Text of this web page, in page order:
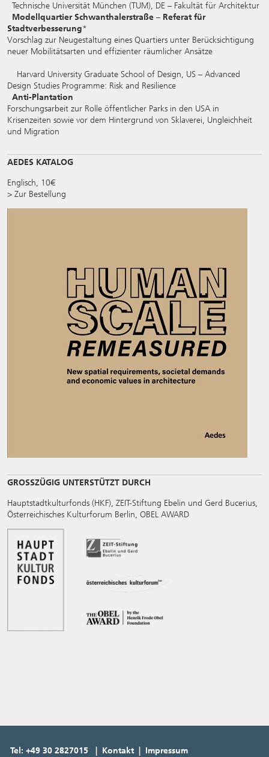
Technische Universität München (TUM), DE – Fakultät für Architektur
Modellquartier Schwanthalerstraße – Referat für
Stadtverbesserung*
Vorschlag zur Neugestaltung eines Quartiers unter Berücksichtigung
neuer Mobilitätsarten und effizienter räumlicher Ansätze
Harvard University Graduate School of Design, US – Advanced
Design Studies Programme: Risk and Resilience
Anti-Plantation
Forschungsarbeit zur Rolle öffentlicher Parks in den USA in
Krisenzeiten sowie vor dem Hintergrund von Sklaverei, Ungleichheit
und Migration
AEDES KATALOG
Englisch, 10€
> Zur Bestellung
GROSSZÜGIG UNTERSTÜTZT DURCH
Hauptstadtkulturfonds (HKF), ZEIT-Stiftung Ebelin und Gerd Bucerius,
Österreichisches Kulturforum Berlin, OBEL AWARD
Tel: +49 30 2827015 | Kontakt | Impressum